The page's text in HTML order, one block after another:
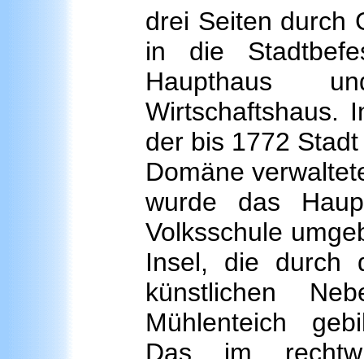
drei Seiten durch
in die
Haupthaus
Wirtschaftshaus.
der bis 1772
Domäne
wurde das
Volksschule
Insel, die durch
künstlichen
Mühlenteich
Das im